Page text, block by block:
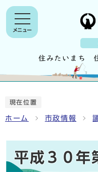
メニュー
現在位置
ホーム 市政情報
平成３０年